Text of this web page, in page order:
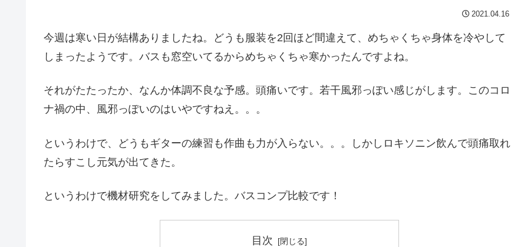
2021.04.16
今週は寒い日が結構ありましたね。どうも服装を2回ほど間違えて、めちゃくちゃ身体を冷やして
しまったようです。バスも窓空いてるからめちゃくちゃ寒かったんですよね。
それがたたったか、なんか体調不良な予感。頭痛いです。若干風邪っぽい感じがします。このコロ
ナ禍の中、風邪っぽいのはいやですねえ。。。
というわけで、どうもギターの練習も作曲も力が入らない。。。しかしロキソニン飲んで頭痛取れ
たらすこし元気が出てきた。
というわけで機材研究をしてみました。バスコンプ比較です！
目次